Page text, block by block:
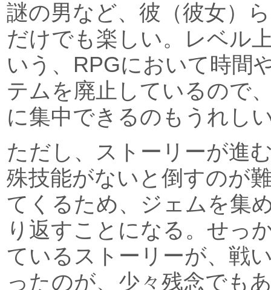
謎の男など、彼（彼女）
だけでも楽しい。レベル
いう、RPGにおいて時間
テムを廃止しているので
に集中できるのもうれし
ただし、ストーリーが進
殊技能がないと倒すのが
てくるため、ジェムを集
り返すことになる。せっ
ているストーリーが、戦
ったのが、少々残念でも